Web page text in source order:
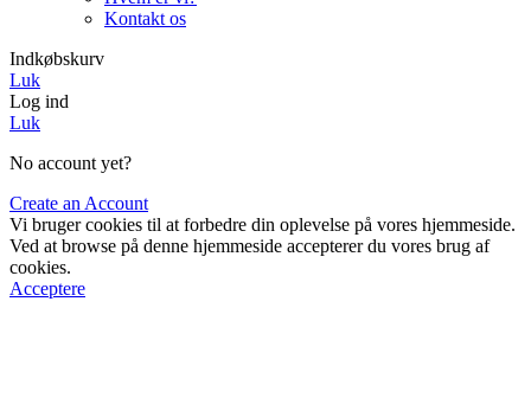
Kontakt os
Indkøbskurv
Luk
Log ind
Luk
No account yet?
Create an Account
Vi bruger cookies til at forbedre din oplevelse på vores hjemmeside.
Ved at browse på denne hjemmeside accepterer du vores brug af
cookies.
Acceptere